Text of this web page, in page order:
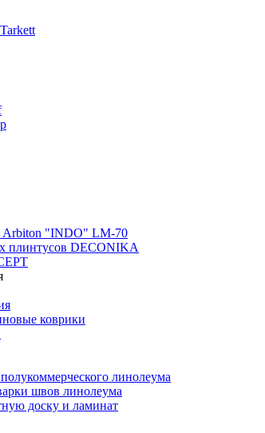
Arbiton "INDO" LM-70
плинтусов DECONIKA
коврики
линолеума
швов линолеума
доску и ламинат